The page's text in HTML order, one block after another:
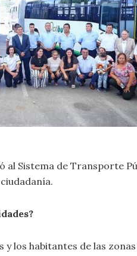
Sistema de Transporte
los habitantes de las